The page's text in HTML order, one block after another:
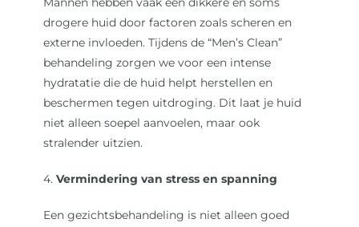
drogere huid door factoren zoals scheren en
externe invloeden. Tijdens de “Men’s Clean”
behandeling zorgen we voor een intense
hydratatie die de huid helpt herstellen en
beschermen tegen uitdroging. Dit laat je huid
niet alleen soepel aanvoelen, maar ook
stralender uitzien.
4.Vermindering van stress en spanning
Een gezichtsbehandeling is niet alleen goed